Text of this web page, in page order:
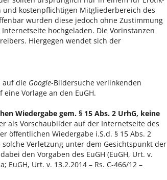
kostenpflichtigen Mitgliederbereich des
wurden diese jedoch ohne Zustimmung
hochgeladen. Die Vorinstanzen
Hiergegen wendet sich der
auf die Google-Bildersuche verlinkenden
Vorlage an den EuGH.
Wiedergabe gem. § 15 Abs. 2 UrhG, keine
als Vorschaubilder auf der Internetseite des
öffentlichen Wiedergabe i.S.d. § 15 Abs. 2
Verletzung unter dem Gesichtspunkt der
den Vorgaben des EuGH (EuGH, Urt. v.
EuGH, Urt. v. 13.2.2014 – Rs. C-466/12 –